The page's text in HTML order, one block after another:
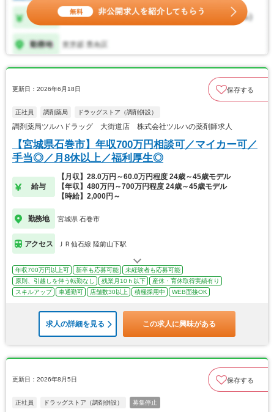
更新日：2026年6月18日 保存する
正社員 調剤薬局 ドラッグストア（調剤併設）
調剤薬局ツルハドラッグ 大街道店 株式会社ツルハの薬剤師求人
【宮城県石巻市】年収700万円相談可／マイカー可／
手当◎／月8休以上／福利厚生◎
給与
【月収】28.0万円～60.0万円程度 24歳～45歳モデル
【年収】480万円～700万円程度 24歳～45歳モデル
【時給】2,000円～
勤務地 宮城県 石巻市
アクセス ＪＲ仙石線 陸前山下駅
年収700万円以上可 新卒も応募可能
未経験者も応募可能
原則、引越しを伴う転勤なし
残業月10ｈ以下
産休・育休取得実績有り
スキルアップ
車通勤可 店舗数30以上 積極採用中 WEB面接OK
求人の詳細を見る この求人に興味がある
更新日：2026年8月5日 保存する
正社員 ドラッグストア（調剤併設） 募集停止